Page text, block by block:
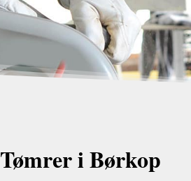
Tømrer i Børkop